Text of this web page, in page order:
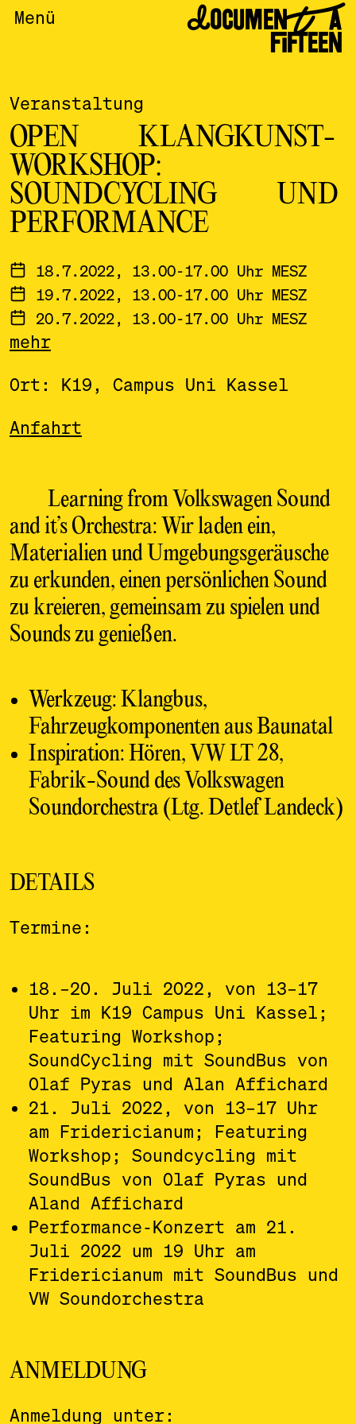
Menü DOCUMENTA
FIFTEEN
Veranstaltung
OPEN KLANGKUNST-
WORKSHOP:
SOUNDCYCLING UND
PERFORMANCE
18.7.2022, 13.00-17.00 Uhr MESZ
19.7.2022, 13.00-17.00 Uhr MESZ
20.7.2022, 13.00-17.00 Uhr MESZ
21.7.2022, 13.00-17.00 Uhr MESZ
mehr
Ort: K19, Campus Uni Kassel
Anfahrt
Learning from Volkswagen Sound
and it’s Orchestra: Wir laden ein,
Materialien und Umgebungsgeräusche
zu erkunden, einen persönlichen Sound
zu kreieren, gemeinsam zu spielen und
Sounds zu genießen.
Werkzeug: Klangbus,
Fahrzeugkomponenten aus Baunatal
Inspiration: Hören, VW LT 28,
Fabrik-Sound des Volkswagen
Soundorchestra (Ltg. Detlef Landeck)
DETAILS
Termine:
18.–20. Juli 2022, von 13–17
Uhr im K19 Campus Uni Kassel;
Featuring Workshop;
SoundCycling mit SoundBus von
Olaf Pyras und Alan Affichard
21. Juli 2022, von 13–17 Uhr
am Fridericianum; Featuring
Workshop; Soundcycling mit
SoundBus von Olaf Pyras und
Aland Affichard
Performance-Konzert am 21.
Juli 2022 um 19 Uhr am
Fridericianum mit SoundBus und
VW Soundorchestra
ANMELDUNG
Anmeldung unter: